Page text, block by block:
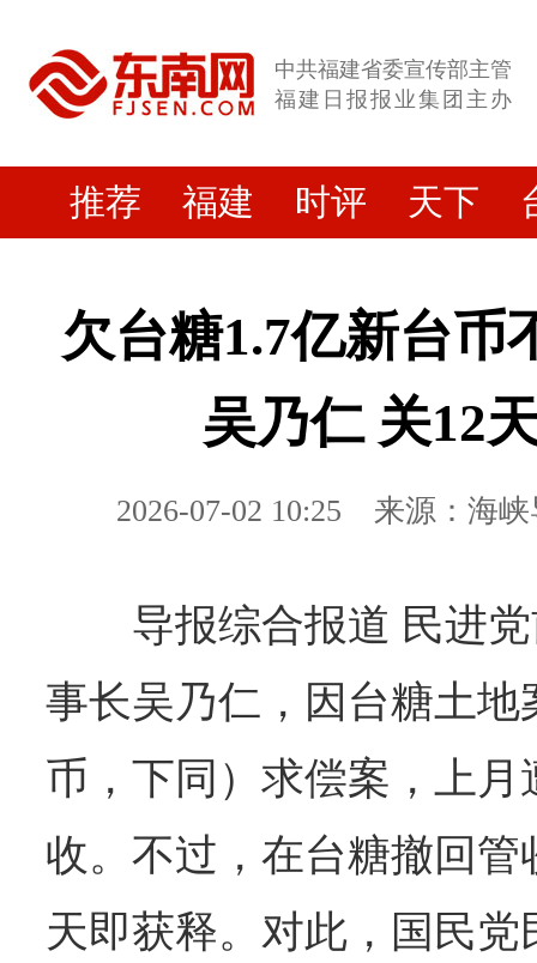
中共福建省委宣传部主管
福建日报报业集团主办
推荐 福建 时评 天下
欠台糖1.7亿新台币
吴乃仁 关12
2026-07-02 10:25 来源：海
导报综合报道 民进
事长吴乃仁，因台糖土地
币，下同）求偿案，上
收。不过，在台糖撤回管
天即获释。对此，国民党